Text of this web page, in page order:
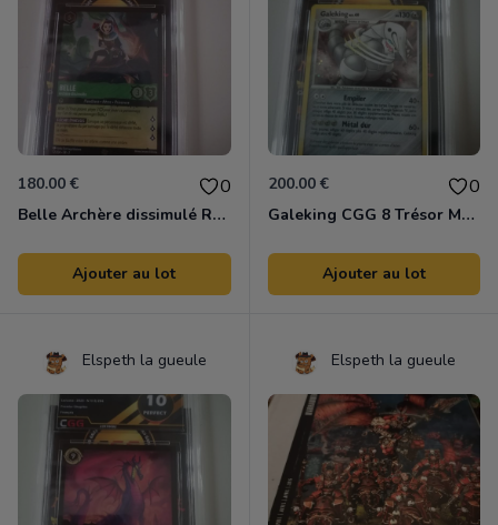
180.00 € 0
Belle Archère dissimulé Reverse Légendaire 2eme chapitre CGG 10
Ajouter au lot
200.00 € 0
Galeking CGG 8 Trésor Mystérieux
Ajouter au lot
Elspeth la gueule Elspeth la gueule